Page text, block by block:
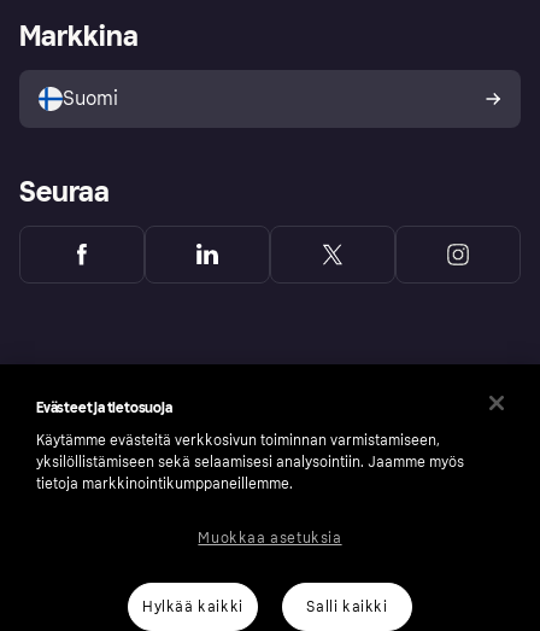
Tutustu kauppoihin
Ostajan turva
Kirjaudu sisään yrityksenä
Markkina
Suomi
Seuraa
number: 556737-0431
Evästeet ja tietosuoja
Käytämme evästeitä verkkosivun toiminnan varmistamiseen,
yksilöllistämiseen sekä selaamisesi analysointiin. Jaamme myös
tietoja markkinointikumppaneillemme.
Hylkää kaikki Salli kaikki
Muokkaa asetuksia